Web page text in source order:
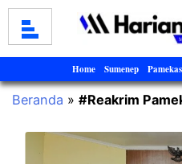
Home Sumenep
Beranda » #Reakrim